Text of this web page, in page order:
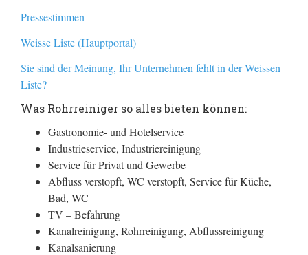
Pressestimmen
Weisse Liste (Hauptportal)
Sie sind der Meinung, Ihr Unternehmen fehlt in der Weissen
Liste?
Was Rohrreiniger so alles bieten können:
Gastronomie- und Hotelservice
Industrieservice, Industriereinigung
Service für Privat und Gewerbe
Abfluss verstopft, WC verstopft, Service für Küche,
Bad, WC
TV – Befahrung
Kanalreinigung, Rohrreinigung, Abflussreinigung
Kanalsanierung